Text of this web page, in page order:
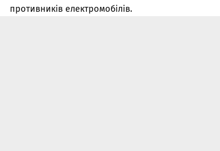
противників електромобілів.